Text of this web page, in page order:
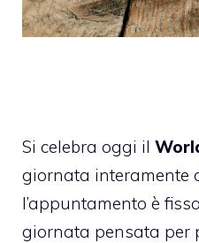
Si celebra oggi il
giornata interamente
l’appuntamento è
giornata pensata per